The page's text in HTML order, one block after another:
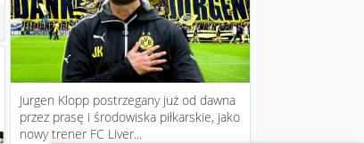
Jurgen Klopp postrzegany już od dawna
przez prasę i środowiska piłkarskie, jako
nowy trener FC Liver...